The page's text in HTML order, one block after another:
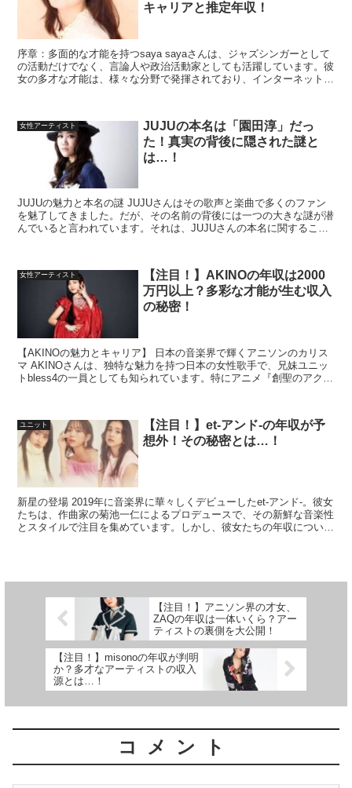
キャリアと推定年収！
序章：多面的な才能を持つsaya sayaさんは、ジャズシンガーとして
の活動だけでなく、言論人や政治活動家としても活躍しています。彼
女の多才な才能は、様々な分野で発揮されており、インターネット番
女性アーティスト
JUJUの本名は「園田淳」だっ
た！真実の背後に隠された謎と
は…！
JUJUの魅力と本名の謎 JUJUさんはその歌声と楽曲で多くのファン
を魅了してきました。だが、その名前の背後には一つの大きな謎が潜
んでいると言われています。それは、JUJUさんの本名に関するこ
女性アーティスト
【注目！】AKINOの年収は2000
万円以上？多彩な才能が生む収入
の秘密！
【AKINOの魅力とキャリア】 日本の音楽界で輝くアニソンのカリス
マ AKINOさんは、独特な魅力を持つ日本の女性歌手で、兄妹ユニッ
トbless4の一員としても知られています。特にアニメ『創聖のアクエ
ユニット
【注目！】et-アンド-の年収が予
想外！その秘密とは…！
新星の登場 2019年に音楽界に華々しくデビューしたet-アンド-。彼女
たちは、作曲家の菊池一仁によるプロデュースで、その新鮮な音楽性
とスタイルで注目を集めています。しかし、彼女たちの年収について
【注目！】アニソン界の才女、
ZAQの年収は一体いくら？アー
ティストの裏側を大公開！
【注目！】misonoの年収が判明
か？多才なアーティストの収入
源とは…！
コメント